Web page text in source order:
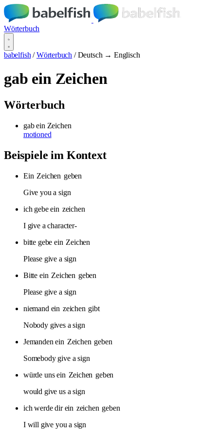
Wörterbuch
babelfish / Wörterbuch / Deutsch → Englisch
gab ein Zeichen
Wörterbuch
gab ein Zeichen
motioned
Beispiele im Kontext
Ein Zeichen geben
Give you a sign
ich gebe ein zeichen
I give a character-
bitte gebe ein Zeichen
Please give a sign
Bitte ein Zeichen geben
Please give a sign
niemand ein zeichen gibt
Nobody gives a sign
Jemanden ein Zeichen geben
Somebody give a sign
würde uns ein Zeichen geben
would give us a sign
ich werde dir ein zeichen geben
I will give you a sign